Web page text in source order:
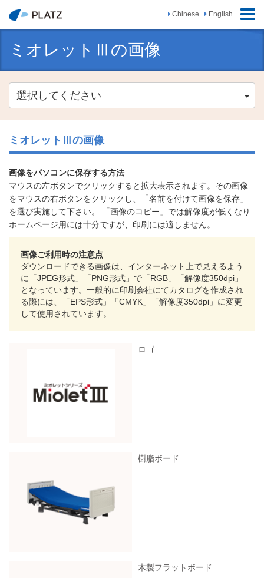
ナ
の
Chinese English
ミオレットⅢの画像
選択してください
ミオレットⅢの画像
画像をパソコンに保存する方法
マウスの左ボタンでクリックすると拡大表示されます。その画像
をマウスの右ボタンをクリックし、「名前を付けて画像を保存」
を選び実施して下さい。 「画像のコピー」では解像度が低くなり
ホームページ用には十分ですが、印刷には適しません。
画像ご利用時の注意点
ダウンロードできる画像は、インターネット上で見えるよう
に「JPEG形式」「PNG形式」で「RGB」「解像度350dpi」
となっています。一般的に印刷会社にてカタログを作成され
る際には、「EPS形式」「CMYK」「解像度350dpi」に変更
して使用されています。
ロゴ
樹脂ボード
木製フラットボード